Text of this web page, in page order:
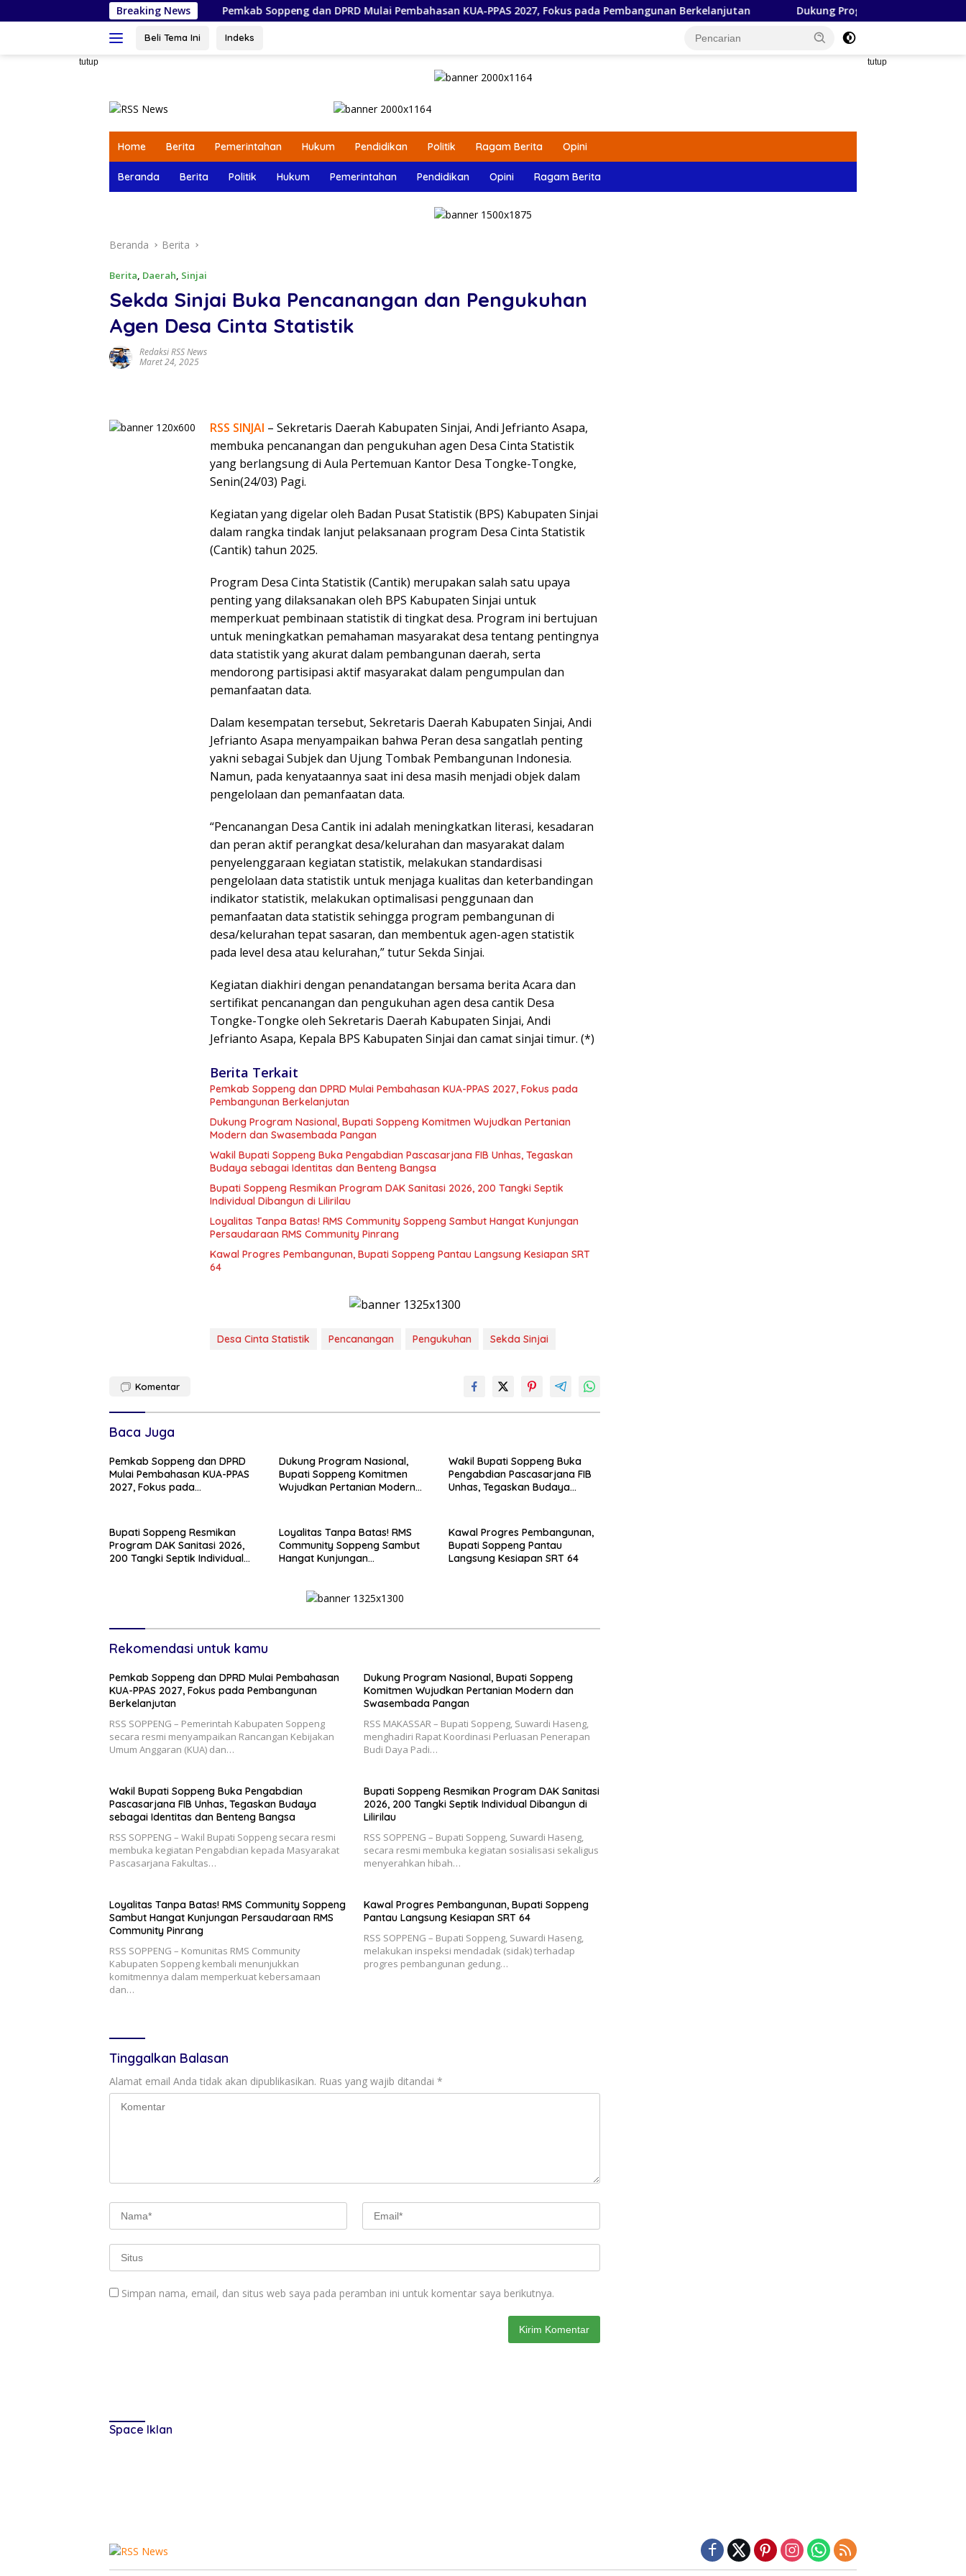
ke
Breaking News
Pemkab Soppeng dan DPRD Mulai Pembahasan KUA-PPAS 2027, Fokus pada Pembangunan Berkelanjutan Dukung Program Nasional, Bupati Soppeng
Beli Tema Ini Indeks
tutup tutup
Home Berita Pemerintahan Hukum Pendidikan Politik Ragam Berita Opini
Beranda Berita Politik Hukum Pemerintahan Pendidikan Opini Ragam Berita
Beranda Berita
Berita, Daerah, Sinjai
Sekda Sinjai Buka Pencanangan dan Pengukuhan
Agen Desa Cinta Statistik
Redaksi RSS News
Maret 24, 2025
RSS SINJAI – Sekretaris Daerah Kabupaten Sinjai, Andi Jefrianto Asapa,
membuka pencanangan dan pengukuhan agen Desa Cinta Statistik
yang berlangsung di Aula Pertemuan Kantor Desa Tongke-Tongke,
Senin(24/03) Pagi.
Kegiatan yang digelar oleh Badan Pusat Statistik (BPS) Kabupaten Sinjai
dalam rangka tindak lanjut pelaksanaan program Desa Cinta Statistik
(Cantik) tahun 2025.
Program Desa Cinta Statistik (Cantik) merupakan salah satu upaya
penting yang dilaksanakan oleh BPS Kabupaten Sinjai untuk
memperkuat pembinaan statistik di tingkat desa. Program ini bertujuan
untuk meningkatkan pemahaman masyarakat desa tentang pentingnya
data statistik yang akurat dalam pembangunan daerah, serta
mendorong partisipasi aktif masyarakat dalam pengumpulan dan
pemanfaatan data.
Dalam kesempatan tersebut, Sekretaris Daerah Kabupaten Sinjai, Andi
Jefrianto Asapa menyampaikan bahwa Peran desa sangatlah penting
yakni sebagai Subjek dan Ujung Tombak Pembangunan Indonesia.
Namun, pada kenyataannya saat ini desa masih menjadi objek dalam
pengelolaan dan pemanfaatan data.
“Pencanangan Desa Cantik ini adalah meningkatkan literasi, kesadaran
dan peran aktif perangkat desa/kelurahan dan masyarakat dalam
penyelenggaraan kegiatan statistik, melakukan standardisasi
pengelolaan data statistik untuk menjaga kualitas dan keterbandingan
indikator statistik, melakukan optimalisasi penggunaan dan
pemanfaatan data statistik sehingga program pembangunan di
desa/kelurahan tepat sasaran, dan membentuk agen-agen statistik
pada level desa atau kelurahan,” tutur Sekda Sinjai.
Kegiatan diakhiri dengan penandatangan bersama berita Acara dan
sertifikat pencanangan dan pengukuhan agen desa cantik Desa
Tongke-Tongke oleh Sekretaris Daerah Kabupaten Sinjai, Andi
Jefrianto Asapa, Kepala BPS Kabupaten Sinjai dan camat sinjai timur. (*)
Berita Terkait
Pemkab Soppeng dan DPRD Mulai Pembahasan KUA-PPAS 2027, Fokus pada
Pembangunan Berkelanjutan
Dukung Program Nasional, Bupati Soppeng Komitmen Wujudkan Pertanian
Modern dan Swasembada Pangan
Wakil Bupati Soppeng Buka Pengabdian Pascasarjana FIB Unhas, Tegaskan
Budaya sebagai Identitas dan Benteng Bangsa
Bupati Soppeng Resmikan Program DAK Sanitasi 2026, 200 Tangki Septik
Individual Dibangun di Lilirilau
Loyalitas Tanpa Batas! RMS Community Soppeng Sambut Hangat Kunjungan
Persaudaraan RMS Community Pinrang
Kawal Progres Pembangunan, Bupati Soppeng Pantau Langsung Kesiapan SRT
64
Desa Cinta Statistik Pencanangan Pengukuhan Sekda Sinjai
Komentar
Baca Juga
Pemkab Soppeng dan DPRD
Mulai Pembahasan KUA-PPAS
2027, Fokus pada
Dukung Program Nasional,
Bupati Soppeng Komitmen
Wujudkan Pertanian Modern
Wakil Bupati Soppeng Buka
Pengabdian Pascasarjana FIB
Unhas, Tegaskan Budaya
Bupati Soppeng Resmikan
Program DAK Sanitasi 2026,
200 Tangki Septik Individual
Loyalitas Tanpa Batas! RMS
Community Soppeng Sambut
Hangat Kunjungan
Kawal Progres Pembangunan,
Bupati Soppeng Pantau
Langsung Kesiapan SRT 64
Rekomendasi untuk kamu
Pemkab Soppeng dan DPRD Mulai Pembahasan
KUA-PPAS 2027, Fokus pada Pembangunan
Berkelanjutan
RSS SOPPENG – Pemerintah Kabupaten Soppeng
secara resmi menyampaikan Rancangan Kebijakan
Umum Anggaran (KUA) dan…
Dukung Program Nasional, Bupati Soppeng
Komitmen Wujudkan Pertanian Modern dan
Swasembada Pangan
RSS MAKASSAR – Bupati Soppeng, Suwardi Haseng,
menghadiri Rapat Koordinasi Perluasan Penerapan
Budi Daya Padi…
Wakil Bupati Soppeng Buka Pengabdian
Pascasarjana FIB Unhas, Tegaskan Budaya
sebagai Identitas dan Benteng Bangsa
RSS SOPPENG – Wakil Bupati Soppeng secara resmi
membuka kegiatan Pengabdian kepada Masyarakat
Pascasarjana Fakultas…
Bupati Soppeng Resmikan Program DAK Sanitasi
2026, 200 Tangki Septik Individual Dibangun di
Lilirilau
RSS SOPPENG – Bupati Soppeng, Suwardi Haseng,
secara resmi membuka kegiatan sosialisasi sekaligus
menyerahkan hibah…
Loyalitas Tanpa Batas! RMS Community Soppeng
Sambut Hangat Kunjungan Persaudaraan RMS
Community Pinrang
RSS SOPPENG – Komunitas RMS Community
Kabupaten Soppeng kembali menunjukkan
komitmennya dalam memperkuat kebersamaan
dan…
Kawal Progres Pembangunan, Bupati Soppeng
Pantau Langsung Kesiapan SRT 64
RSS SOPPENG – Bupati Soppeng, Suwardi Haseng,
melakukan inspeksi mendadak (sidak) terhadap
progres pembangunan gedung…
Tinggalkan Balasan
Alamat email Anda tidak akan dipublikasikan. Ruas yang wajib ditandai *
Simpan nama, email, dan situs web saya pada peramban ini untuk komentar saya berikutnya.
Space Iklan